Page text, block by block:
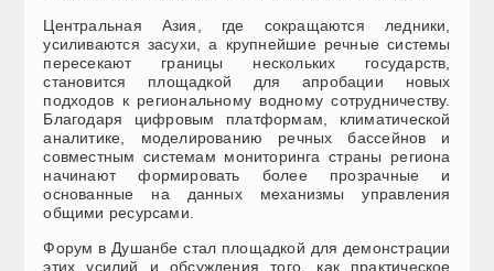
Центральная Азия, где сокращаются ледники,
усиливаются засухи, а крупнейшие речные системы
пересекают границы нескольких государств,
становится площадкой для апробации новых
подходов к региональному водному сотрудничеству.
Благодаря цифровым платформам, климатической
аналитике, моделированию речных бассейнов и
совместным системам мониторинга страны региона
начинают формировать более прозрачные и
основанные на данных механизмы управления
общими ресурсами.
Форум в Душанбе стал площадкой для демонстрации
этих усилий и обсуждения того, как практическое